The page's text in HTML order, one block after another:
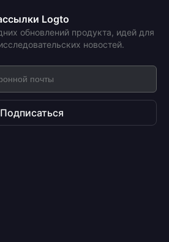
Logto
обновлений продукта, идей для
новостей.
Подписаться